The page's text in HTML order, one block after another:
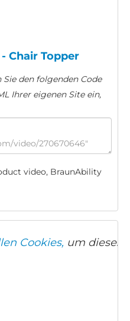
Chair Topper
Sie den folgenden Code
Ihrer eigenen Site ein,
video, BraunAbility
Cookies, um dieses